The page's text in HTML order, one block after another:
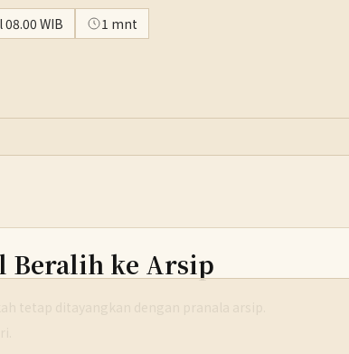
WIB 1 mnt
Beralih ke Arsip
tetap ditayangkan dengan pranala arsip.